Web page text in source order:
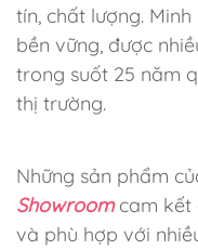
tín, chất lượng.
bền vững, được
trong suốt 25 năm
thị trường.
Những sản phẩm
Showroomcam kết
và phù hợp với